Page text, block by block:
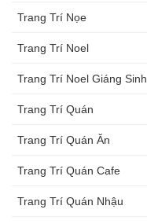
Trang Trí Nọe
Trang Trí Noel
Trang Trí Noel Giáng Sinh
Trang Trí Quán
Trang Trí Quán Ăn
Trang Trí Quán Cafe
Trang Trí Quán Nhậu